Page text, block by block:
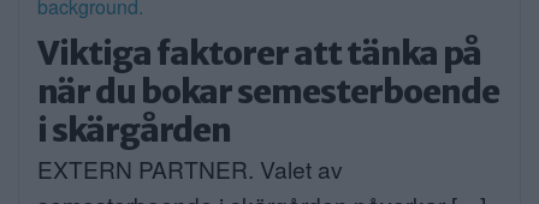
Viktiga faktorer att tänka på
när du bokar semesterboende
i skärgården
EXTERN PARTNER. Valet av